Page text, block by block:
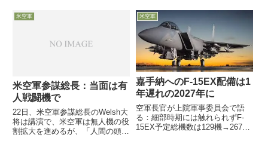
報が少なく、本記事でもハッキリ
表編隊参加国はUAE、クウェー
ト、バーレーン、ヨルダン？？？
3月29日、英国に展開中の米空軍
B-52爆撃機1機が中東地...
米空軍
米空軍参謀総長：当面は有
人戦闘機で
22日、米空軍参謀総長のWelsh大
将は講演で、米空軍は無人機の役
割拡大を進めるが、「人間の頭脳
米空軍
嘉手納へのF-15EX配備は1
年遅れの2027年に
空軍長官が上院軍事委員会で語
る：細部時期には触れられずF-
15EX予定総機数は129機→267機